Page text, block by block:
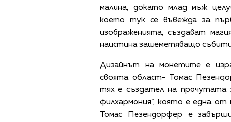
малина, докато млад мъж
което тук се въвежда за
изображенията, създават
наистина зашеметяващо
Дизайнът на монетите е
своята област- Томас
тях е създател на прочутата
филхармония”, която е една
Томас Пезендорфер е